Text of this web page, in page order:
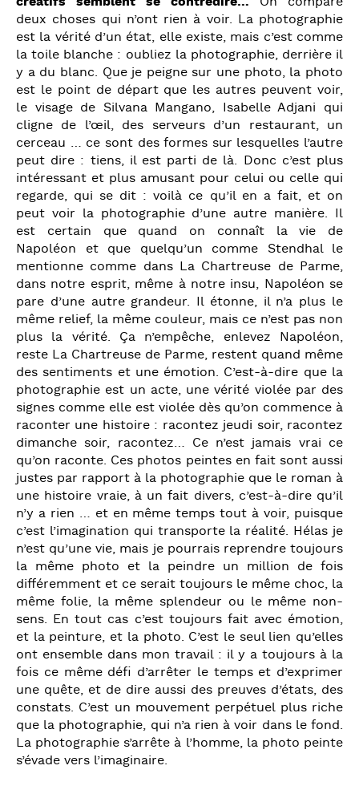
deux choses qui n’ont rien à voir. La photographie
est la vérité d’un état, elle existe, mais c’est comme
la toile blanche : oubliez la photographie, derrière il
y a du blanc. Que je peigne sur une photo, la photo
est le point de départ que les autres peuvent voir,
le visage de Silvana Mangano, Isabelle Adjani qui
cligne de l’œil, des serveurs d’un restaurant, un
cerceau … ce sont des formes sur lesquelles l’autre
peut dire : tiens, il est parti de là. Donc c’est plus
intéressant et plus amusant pour celui ou celle qui
regarde, qui se dit : voilà ce qu’il en a fait, et on
peut voir la photographie d’une autre manière. Il
est certain que quand on connaît la vie de
Napoléon et que quelqu’un comme Stendhal le
mentionne comme dans La Chartreuse de Parme,
dans notre esprit, même à notre insu, Napoléon se
pare d’une autre grandeur. Il étonne, il n’a plus le
même relief, la même couleur, mais ce n’est pas non
plus la vérité. Ça n’empêche, enlevez Napoléon,
reste La Chartreuse de Parme, restent quand même
des sentiments et une émotion. C’est-à-dire que la
photographie est un acte, une vérité violée par des
signes comme elle est violée dès qu’on commence à
raconter une histoire : racontez jeudi soir, racontez
dimanche soir, racontez… Ce n’est jamais vrai ce
qu’on raconte. Ces photos peintes en fait sont aussi
justes par rapport à la photographie que le roman à
une histoire vraie, à un fait divers, c’est-à-dire qu’il
n’y a rien … et en même temps tout à voir, puisque
c’est l’imagination qui transporte la réalité. Hélas je
n’est qu’une vie, mais je pourrais reprendre toujours
la même photo et la peindre un million de fois
différemment et ce serait toujours le même choc, la
même folie, la même splendeur ou le même non-
sens. En tout cas c’est toujours fait avec émotion,
et la peinture, et la photo. C’est le seul lien qu’elles
ont ensemble dans mon travail : il y a toujours à la
fois ce même défi d’arrêter le temps et d’exprimer
une quête, et de dire aussi des preuves d’états, des
constats. C’est un mouvement perpétuel plus riche
que la photographie, qui n’a rien à voir dans le fond.
La photographie s’arrête à l’homme, la photo peinte
s’évade vers l’imaginaire.